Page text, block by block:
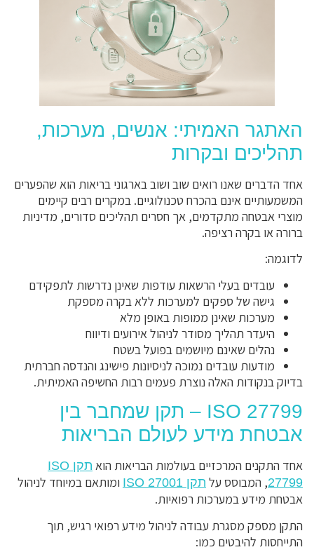
האתגר האמיתי: אנשים, מערכות,
תהליכים ובקרות
אחד הדברים שאנו רואים שוב ושוב בארגוני בריאות הוא שהפערים
המשמעותיים אינם בהכרח טכנולוגיים. במקרים רבים קיימים
מוצרי אבטחה מתקדמים, אך חסרים תהליכים סדורים, מדיניות
ברורה או בקרה רציפה.
לדוגמה:
עובדים בעלי הרשאות עודפות שאינן נדרשות לתפקידם
גישה של ספקים למערכות ללא בקרה מספקת
מערכות שאינן ממופות באופן מלא
היעדר תהליך מסודר לניהול אירועים ודיווח
נהלים שאינם מיושמים בפועל בשטח
מודעות עובדים נמוכה לניסיונות פישינג והנדסה חברתית
בדיוק בנקודות האלה נוצרת פעמים רבות החשיפה האמיתית.
ISO 27799 – תקן שמחבר בין
אבטחת מידע לעולם הבריאות
אחד התקנים המרכזיים בעולמות הבריאות הוא
תקן ISO
27799, המבוסס על תקן ISO 27001
ומותאם במיוחד לניהול
אבטחת מידע במערכות רפואיות.
התקן מספק מסגרת עבודה לניהול מידע רפואי רגיש, תוך
התייחסות להיבטים כמו: